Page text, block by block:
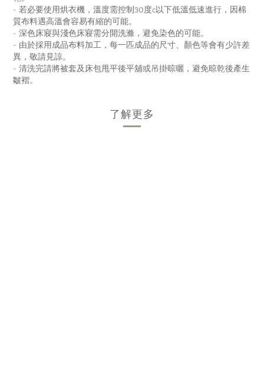
- 若必要使用烘衣機，溫度需控制30度c以下低溫低速進行， 因棉
質布料遇高溫會容易有縮的可能。
- 深色床寢與淺色床寢需分開洗滌，避免染色的可能。
- 由於採用成品布料加工，每一匹成品的尺寸、顏色等會有少許差
異， 敬請見諒。
- 清洗完請將被套及床包甩平後平舖或吊掛晾曬， 避免晾乾後產生
皺褶。
了解更多